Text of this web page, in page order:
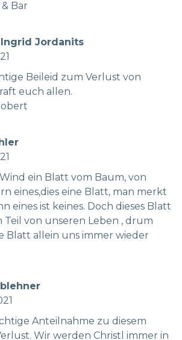
Bar
Jordanits
Beileid zum Verlust von
euch allen.
ein Blatt vom Baum, von
eines,dies eine Blatt, man merkt
eines ist keines. Doch dieses Blatt
Teil von unseren Leben , drum
Blatt allein uns immer wieder
Anteilnahme zu diesem
Wir werden Christl immer in